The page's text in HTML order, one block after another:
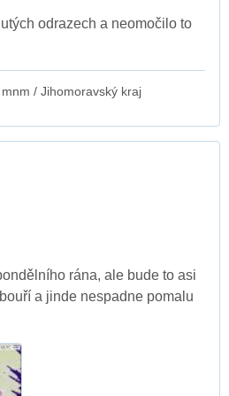
odrazech a neomočilo to
/ Jihomoravský kraj
rána, ale bude to asi
a jinde nespadne pomalu